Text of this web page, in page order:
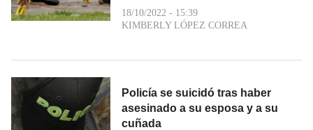
18/10/2022 - 15:39
KIMBERLY LÓPEZ CORREA
Policía se suicidó tras haber
asesinado a su esposa y a su
cuñada